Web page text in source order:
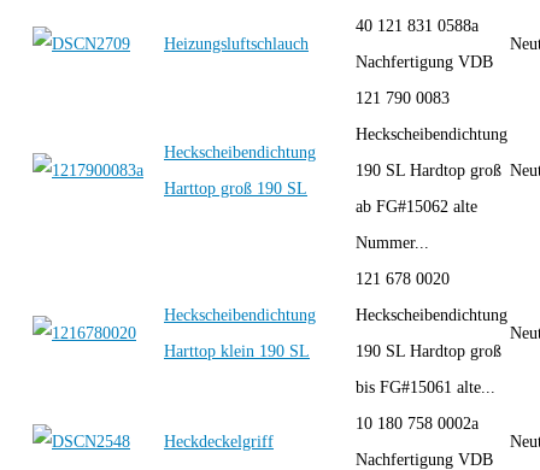
Heizungsluftschlauch
40 121 831 0588a
Nachfertigung VDB
Heckscheibendichtung
Harttop groß 190 SL
121 790 0083
Heckscheibendichtung
190 SL Hardtop groß
ab FG#15062 alte
Nummer...
Heckscheibendichtung
Harttop klein 190 SL
121 678 0020
Heckscheibendichtung
190 SL Hardtop groß
bis FG#15061 alte...
Heckdeckelgriff
10 180 758 0002a
Nachfertigung VDB